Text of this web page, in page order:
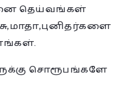
தெய்வங்கள்
சொரூபங்களே